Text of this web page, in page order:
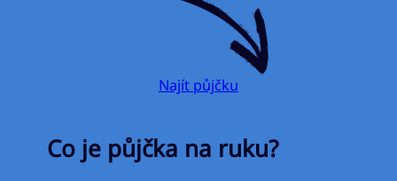
Najít půjčku
Co je půjčka na ruku?